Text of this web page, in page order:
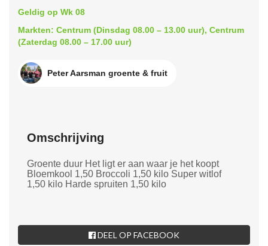
Geldig op Wk 08
Markten: Centrum (Dinsdag 08.00 – 13.00 uur), Centrum
(Zaterdag 08.00 – 17.00 uur)
Peter Aarsman groente & fruit
Omschrijving
Groente duur Het ligt er aan waar je het koopt
Bloemkool 1,50 Broccoli 1,50 kilo Super witlof
1,50 kilo Harde spruiten 1,50 kilo
DEEL OP FACEBOOK